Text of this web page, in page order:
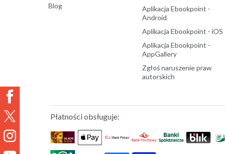
Blog
Aplikacja Ebookpoint -
Android
Aplikacja Ebookpoint - iOS
Aplikacja Ebookpoint -
AppGallery
Zgłoś naruszenie praw
autorskich
Płatności obsługuje: